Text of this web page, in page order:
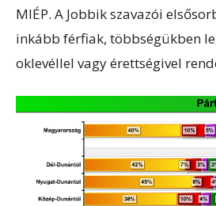
MIÉP. A Jobbik szavazói
inkább férfiak, többségükben
oklevéllel vagy érettségivel